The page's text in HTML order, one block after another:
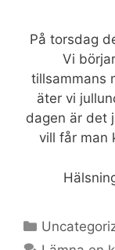
På torsdag
Vi
tillsammans
äter vi
dagen är det
vill får man
Kategorier